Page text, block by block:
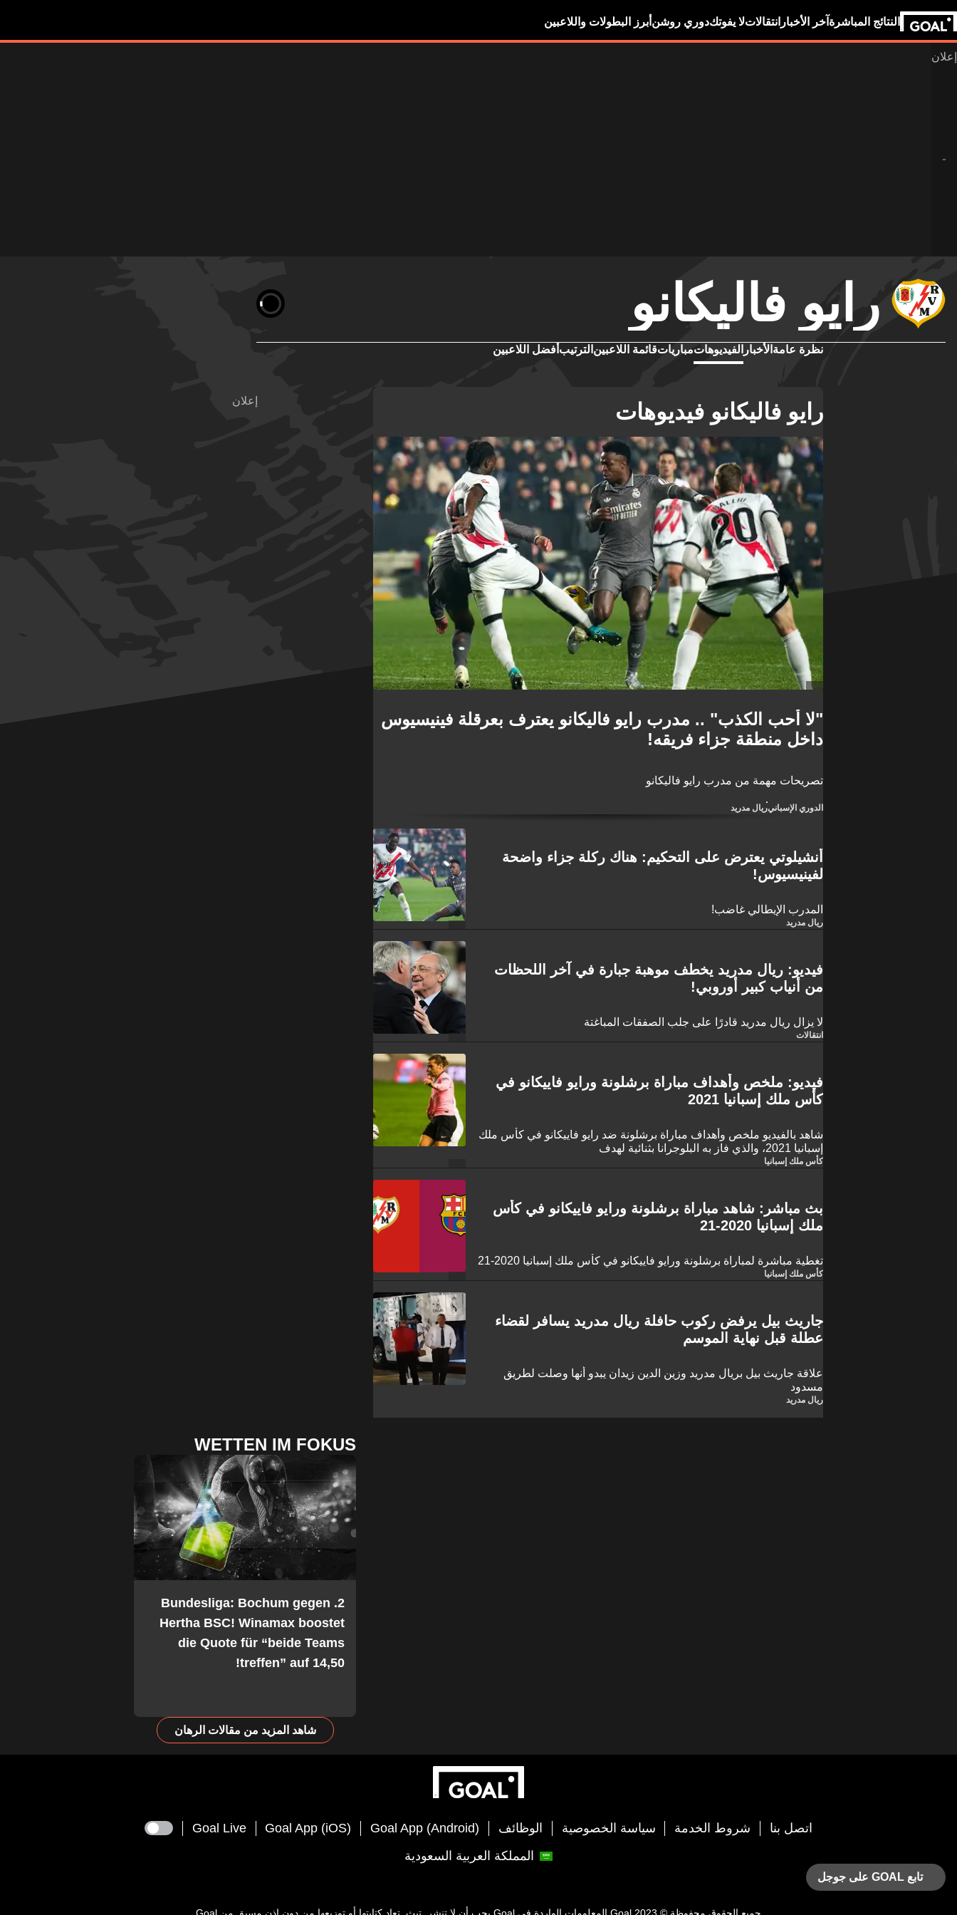
النتائج المباشرة آخر الأخبار انتقالاتلا يفوتكدوري روشن أبرز البطولات واللاعبين
رايو فاليكانو
نظرة عامة الأخبار الفيديوهاتمبارياتقائمة اللاعبين الترتيب أفضل اللاعبين
رايو فاليكانو فيديوهات
"لا أحب الكذب" .. مدرب رايو فاليكانو يعترف بعرقلة فينيسيوس
داخل منطقة جزاء فريقه!
تصريحات مهمة من مدرب رايو فاليكانو
الدوري الإسبانيريال مدريد
أنشيلوتي يعترض على التحكيم: هناك ركلة جزاء واضحة
لفينيسيوس!
المدرب الإيطالي غاضب!
ريال مدريد
فيديو: ريال مدريد يخطف موهبة جبارة في آخر اللحظات
من أنياب كبير أوروبي!
لا يزال ريال مدريد قادرًا على جلب الصفقات المباغتة
انتقالات
فيديو: ملخص وأهداف مباراة برشلونة ورايو فاييكانو في
كأس ملك إسبانيا 2021
شاهد بالفيديو ملخص وأهداف مباراة برشلونة ضد رايو فاييكانو في كأس ملك
إسبانيا 2021، والذي فاز به البلوجرانا بثنائية لهدف
كأس ملك إسبانيا
بث مباشر: شاهد مباراة برشلونة ورايو فاييكانو في كأس
ملك إسبانيا 2020-21
تغطية مباشرة لمباراة برشلونة ورايو فاييكانو في كأس ملك إسبانيا 2020-21
كأس ملك إسبانيا
جاريث بيل يرفض ركوب حافلة ريال مدريد يسافر لقضاء
عطلة قبل نهاية الموسم
علاقة جاريث بيل بريال مدريد وزين الدين زيدان يبدو أنها وصلت لطريق
مسدود
ريال مدريد
WETTEN IM FOKUS
2. Bundesliga: Bochum gegen
Hertha BSC! Winamax boostet
die Quote für “beide Teams
treffen” auf 14,50!
شاهد المزيد من مقالات الرهان
اتصل بنا شروط الخدمة سياسة الخصوصية الوظائف Goal App (Android)
Goal App (iOS)
Goal Live
المملكة العربية السعودية
تابع GOAL على جوجل